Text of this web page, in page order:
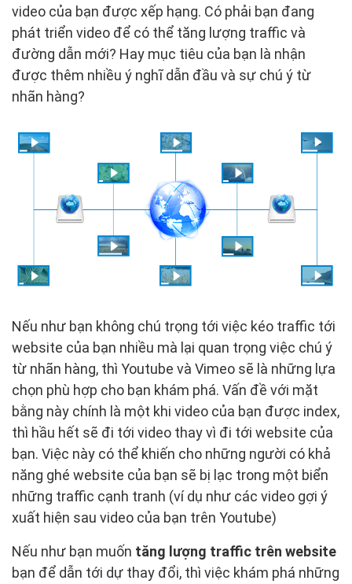
video của bạn được xếp hạng. Có phải bạn đang
phát triển video để có thể tăng lượng traffic và
đường dẫn mới? Hay mục tiêu của bạn là nhận
được thêm nhiều ý nghĩ dẫn đầu và sự chú ý từ
nhãn hàng?
Nếu như bạn không chú trọng tới việc kéo traffic tới
website của bạn nhiều mà lại quan trọng việc chú ý
từ nhãn hàng, thì Youtube và Vimeo sẽ là những lựa
chọn phù hợp cho bạn khám phá. Vấn đề với mặt
bằng này chính là một khi video của bạn được index,
thì hầu hết sẽ đi tới video thay vì đi tới website của
bạn. Việc này có thể khiến cho những người có khả
năng ghé website của bạn sẽ bị lạc trong một biển
những traffic cạnh tranh (ví dụ như các video gợi ý
xuất hiện sau video của bạn trên Youtube)
Nếu như bạn muốn tăng lượng traffic trên website
bạn để dẫn tới dự thay đổi, thì việc khám phá những